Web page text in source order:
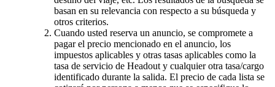
basan en su relevancia con respecto a su búsqueda y
otros criterios.
Cuando usted reserva un anuncio, se compromete a
pagar el precio mencionado en el anuncio, los
impuestos aplicables y otras tasas aplicables como la
tasa de servicio de Headout y cualquier otra tasa/cargo
identificado durante la salida. El precio de cada lista se